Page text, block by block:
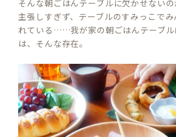
そんな朝ごはんテーブルに欠かせない
主張しすぎず、テーブルのすみっこでみ
れている……我が家の朝ごはんテーブル
は、そんな存在。